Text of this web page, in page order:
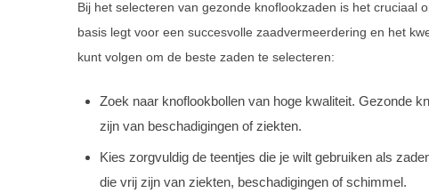
Bij het selecteren van gezonde knoflookzaden is het cruciaal
basis legt voor een succesvolle zaadvermeerdering en het
kunt volgen om de beste zaden te selecteren:
Zoek naar knoflookbollen van hoge kwaliteit. Gezonde
zijn van beschadigingen of ziekten.
Kies zorgvuldig de teentjes die je wilt gebruiken als
die vrij zijn van ziekten, beschadigingen of schimmel.